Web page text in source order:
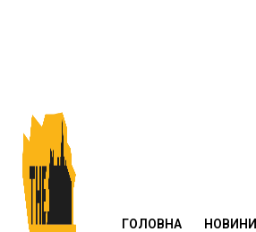
ГОЛОВНА НОВИНИ